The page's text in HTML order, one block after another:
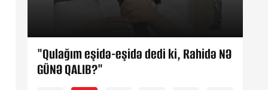
"Qulağım eşidə-eşidə dedi ki, Rahidə NƏ
GÜNƏ QALIB?"